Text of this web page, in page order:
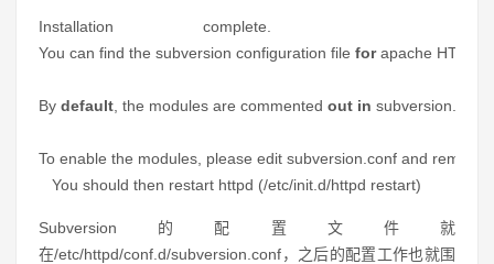
Installation complete.
You can find the subversion configuration file forapache HTTPD
By default , the modules are commented out in subversion.conf.
To enable the modules, please edit subversion.conf and
You should then restart httpd (/etc/init.d/httpd restart)
Subversion的配置文件就
在/etc/httpd/conf.d/subversion.conf，之后的配置工作也就围